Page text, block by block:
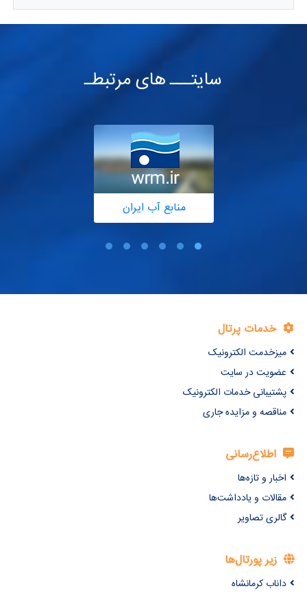
سایتـــ های مرتبطـ
منابع آب ایران
خدمات پرتال
میزخدمت الکترونیک
عضویت در سایت
پشتیبانی خدمات الکترونیک
مناقصه و مزایده جاری
اطلاع‌رسانی
اخبار و تازه‌ها
مقالات و یادداشت‌ها
گالری تصاویر
زیر پورتال‌ها
داناب کرمانشاه